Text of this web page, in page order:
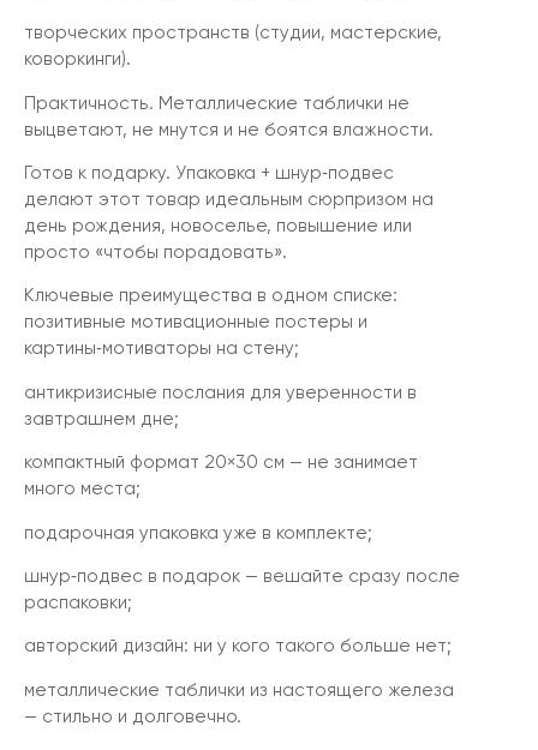
творческих пространств (студии, мастерские,
коворкинги).
Практичность. Металлические таблички не
выцветают, не мнутся и не боятся влажности.
Готов к подарку. Упаковка + шнур‑подвес
делают этот товар идеальным сюрпризом на
день рождения, новоселье, повышение или
просто «чтобы порадовать».
Ключевые преимущества в одном списке:
позитивные мотивационные постеры и
картины‑мотиваторы на стену;
антикризисные послания для уверенности в
завтрашнем дне;
компактный формат 20×30 см — не занимает
много места;
подарочная упаковка уже в комплекте;
шнур‑подвес в подарок — вешайте сразу после
распаковки;
авторский дизайн: ни у кого такого больше нет;
металлические таблички из настоящего железа
— стильно и долговечно.